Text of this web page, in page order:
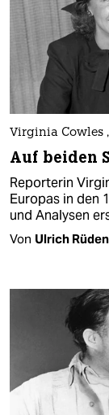
Virginia Cowles
Auf beiden
Reporterin
Europas in den
und Analysen
Von Ulrich